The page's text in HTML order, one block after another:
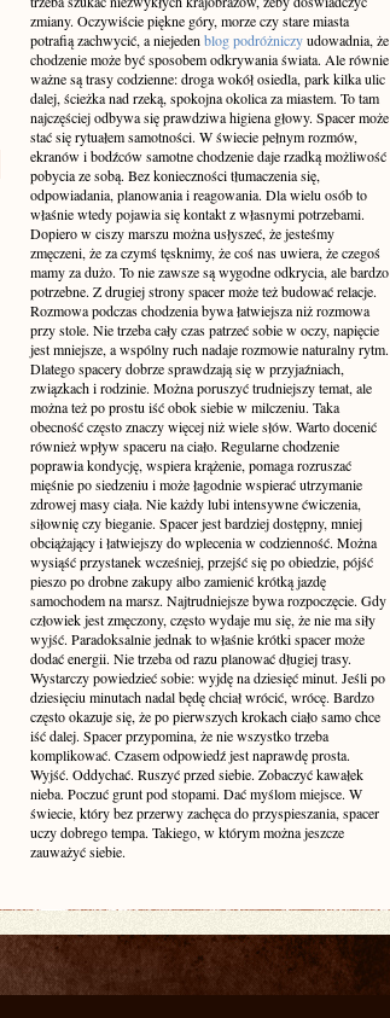
zmiany. Oczywiście piękne góry, morze czy stare miasta
potrafią zachwycić, a niejeden blog podróżniczyudowadnia, że
chodzenie może być sposobem odkrywania świata. Ale równie
ważne są trasy codzienne: droga wokół osiedla, park kilka ulic
dalej, ścieżka nad rzeką, spokojna okolica za miastem. To tam
najczęściej odbywa się prawdziwa higiena głowy. Spacer może
stać się rytuałem samotności. W świecie pełnym rozmów,
ekranów i bodźców samotne chodzenie daje rzadką możliwość
pobycia ze sobą. Bez konieczności tłumaczenia się,
odpowiadania, planowania i reagowania. Dla wielu osób to
właśnie wtedy pojawia się kontakt z własnymi potrzebami.
Dopiero w ciszy marszu można usłyszeć, że jesteśmy
zmęczeni, że za czymś tęsknimy, że coś nas uwiera, że czegoś
mamy za dużo. To nie zawsze są wygodne odkrycia, ale bardzo
potrzebne. Z drugiej strony spacer może też budować relacje.
Rozmowa podczas chodzenia bywa łatwiejsza niż rozmowa
przy stole. Nie trzeba cały czas patrzeć sobie w oczy, napięcie
jest mniejsze, a wspólny ruch nadaje rozmowie naturalny rytm.
Dlatego spacery dobrze sprawdzają się w przyjaźniach,
związkach i rodzinie. Można poruszyć trudniejszy temat, ale
można też po prostu iść obok siebie w milczeniu. Taka
obecność często znaczy więcej niż wiele słów. Warto docenić
również wpływ spaceru na ciało. Regularne chodzenie
poprawia kondycję, wspiera krążenie, pomaga rozruszać
mięśnie po siedzeniu i może łagodnie wspierać utrzymanie
zdrowej masy ciała. Nie każdy lubi intensywne ćwiczenia,
siłownię czy bieganie. Spacer jest bardziej dostępny, mniej
obciążający i łatwiejszy do wplecenia w codzienność. Można
wysiąść przystanek wcześniej, przejść się po obiedzie, pójść
pieszo po drobne zakupy albo zamienić krótką jazdę
samochodem na marsz. Najtrudniejsze bywa rozpoczęcie. Gdy
człowiek jest zmęczony, często wydaje mu się, że nie ma siły
wyjść. Paradoksalnie jednak to właśnie krótki spacer może
dodać energii. Nie trzeba od razu planować długiej trasy.
Wystarczy powiedzieć sobie: wyjdę na dziesięć minut. Jeśli po
dziesięciu minutach nadal będę chciał wrócić, wrócę. Bardzo
często okazuje się, że po pierwszych krokach ciało samo chce
iść dalej. Spacer przypomina, że nie wszystko trzeba
komplikować. Czasem odpowiedź jest naprawdę prosta.
Wyjść. Oddychać. Ruszyć przed siebie. Zobaczyć kawałek
nieba. Poczuć grunt pod stopami. Dać myślom miejsce. W
świecie, który bez przerwy zachęca do przyspieszania, spacer
uczy dobrego tempa. Takiego, w którym można jeszcze
zauważyć siebie.